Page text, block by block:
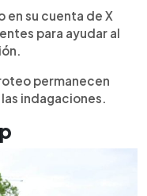
en su cuenta de X
para ayudar al
permanecen
indagaciones.